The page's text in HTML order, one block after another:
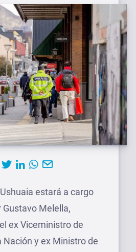
estará a cargo
Gustavo Melella,
ex Viceministro de
Nación y ex Ministro de